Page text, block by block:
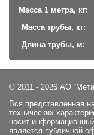
Масса 1 метра, кг:
Масса трубы, кг:
Длина трубы, м:
© 2011 - 2026 АО
Вся представленная
технических
носит
является публичной